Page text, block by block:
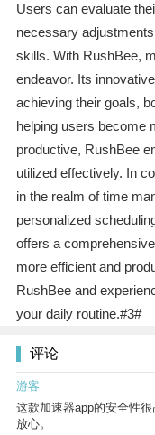
Users can evaluate
necessary
skills. With RushBee,
endeavor. Its
achieving their goals,
helping users become
productive, RushBee
utilized effectively. In
in the realm of time
personalized
offers a
more efficient and
RushBee and
your daily routine.#3#
评论
游客
这款加速器app的安全性
放心。